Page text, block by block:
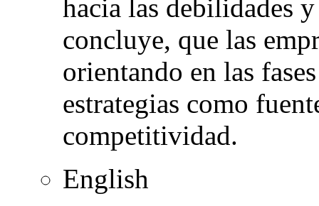
hacia las debilidades
concluye, que las
orientando en las
estrategias como
competitividad.
English